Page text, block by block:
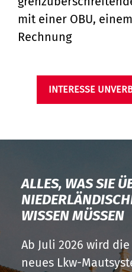
mit einer OBU,
Rechnung
INTERESSE
ALLES, WAS SIE
WISSEN MÜSSEN
Ab Juli 2026 wird
neues Lkw-